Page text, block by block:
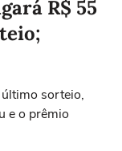
R$ 55
sorteio,
e o prêmio